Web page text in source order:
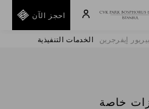
احجز الآن
إيفرجرين الخدمات التنفيذية
خاصة